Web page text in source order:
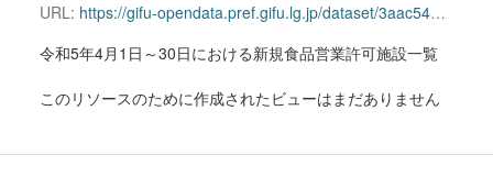
URL: https://gifu-opendata.pref.gifu.lg.jp/dataset/3aac54a9-02d6-4a95-a2a0-a4df361af580/resource/befa29cc-e1ac-4e79-aae7-95984105b887/download/r0504syokuhin.csv
令和5年4月1日～30日における新規食品営業許可施設一覧
このリソースのために作成されたビューはまだありません